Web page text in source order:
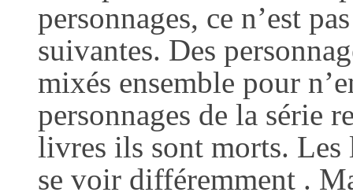
personnages, ce n’est
suivantes. Des
mixés ensemble pour
personnages de la série
livres ils sont morts. Les
se voir différemment .